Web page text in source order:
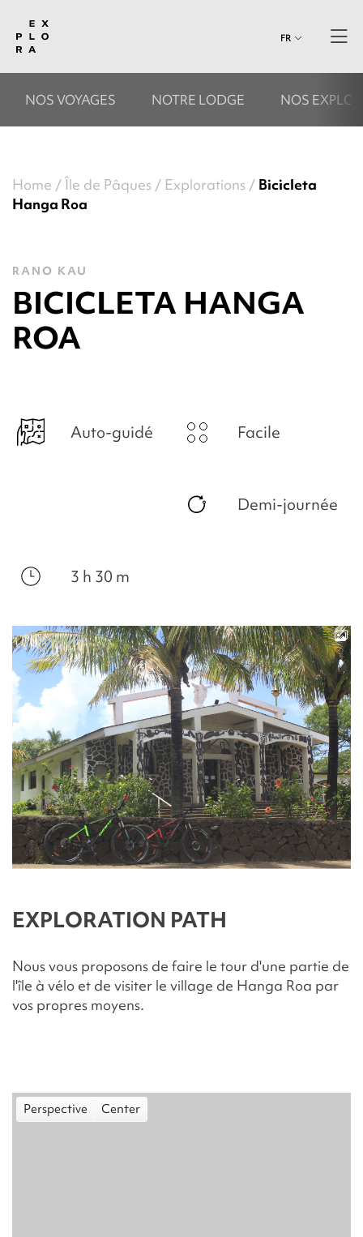
FR
NOS VOYAGES NOTRE LODGE NOS
Home Île de Pâques Explorations
Bicicleta
Hanga Roa
RANO KAU
BICICLETA HANGA
ROA
Auto-guidé Facile
Demi-journée
3 h 30 m
EXPLORATION PATH
Nous vous proposons de faire le tour d'une partie de
l'île à vélo et de visiter le village de Hanga Roa par
vos propres moyens.
Perspective Center